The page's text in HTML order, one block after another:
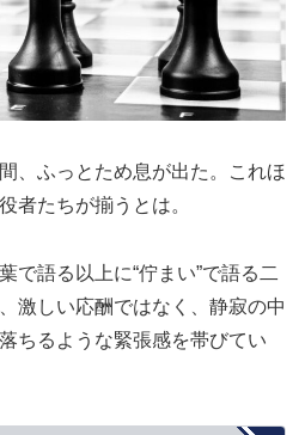
、ふっとため息が出た。これほ
者たちが揃うとは。
で語る以上に“佇まい”で語る二
激しい応酬ではなく、静寂の中
ちるような緊張感を帯びてい